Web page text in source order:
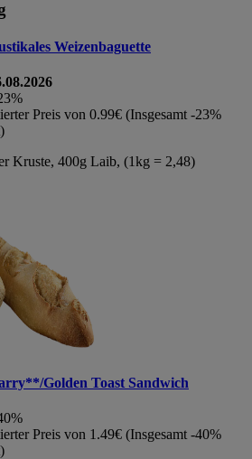
Weizenbaguette
Preis von 0.99€ (Insgesamt -23%
Kruste, 400g Laib, (1kg = 2,48)
Golden Toast Sandwich
Preis von 1.49€ (Insgesamt -40%